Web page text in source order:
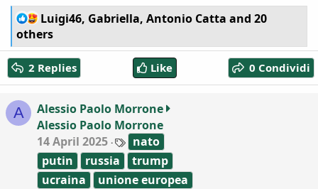
R
e
a
c
t
i
n
s
:
Luigi46, Gabriella, Antonio Catta and 20
others
2 Replies Like 0 Condividi
A
Alessio Paolo Morrone
Alessio Paolo Morrone
14 April 2025
T
a
g
s
nato
putin
russia
trump
ucraina
unione europea